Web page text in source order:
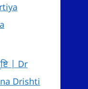
| Dr
Drishti